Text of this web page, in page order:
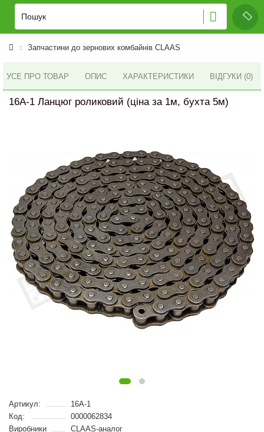
Запчастини до зернових комбайнів CLAAS
УСЕ ПРО ТОВАР ОПИС ХАРАКТЕРИСТИКИ ВІДГУКИ (0)
16A-1 Ланцюг роликовий (ціна за 1м, бухта 5м)
Артикул:
16A-1
Код:
0000062834
Виробники
CLAAS-аналог